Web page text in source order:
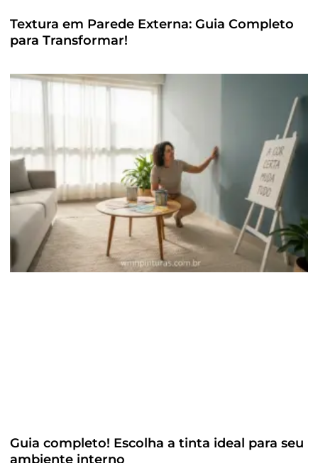
Textura em Parede Externa: Guia Completo
para Transformar!
Guia completo! Escolha a tinta ideal para seu
ambiente interno